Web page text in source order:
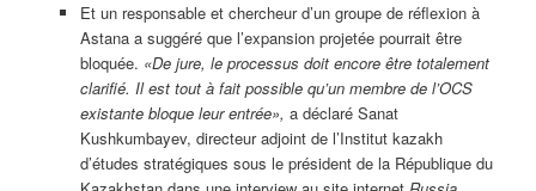
Et un responsable et chercheur d’un groupe de réflexion à
Astana a suggéré que l’expansion projetée pourrait être
bloquée. «De jure, le processus doit encore être totalement
clarifié. Il est tout à fait possible qu’un membre de l’OCS
existante bloque leur entrée», a déclaré Sanat
Kushkumbayev, directeur adjoint de l’Institut kazakh
d’études stratégiques sous le président de la République du